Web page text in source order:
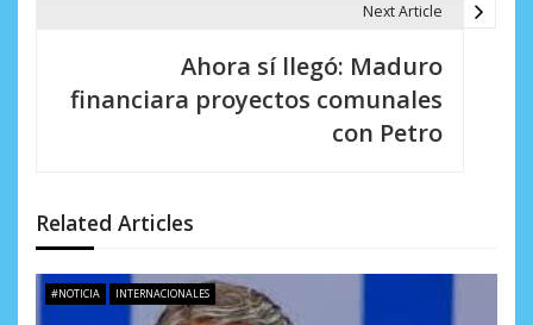
n
d
e
Next Article
Ahora sí llegó: Maduro
financiara proyectos comunales
con Petro
Related Articles
#NOTICIA INTERNACIONALES